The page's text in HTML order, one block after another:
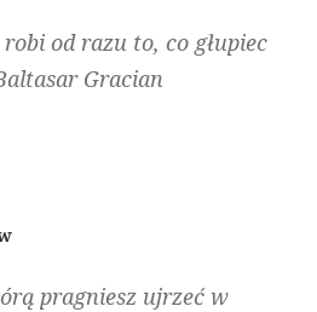
od razu to, co głupiec
Gracian
pragniesz ujrzeć w